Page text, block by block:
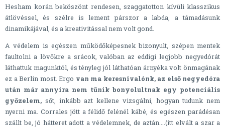
Hesham korán beköszönt rendesen, szaggatotton kívüli klasszikus
átlövéssel, és szélre is lement párszor a labda, a támadásunk
dinamikájával, és a kreativitással nem volt gond.
A védelem is egészen működőképesnek bizonyult, szépen mentek
faultolni a lövőkre a srácok, valóban az eddigi legjobb negyedórát
láthattuk magunktól, és tényleg jól láthatóan árnyéka volt önmagának
ez a Berlin most. Ergo van ma keresnivalónk, az első negyedóra
után már annyira nem tűnik bonyolultnak egy potenciális
győzelem, sőt, inkább azt kellene vizsgálni, hogyan tudunk nem
nyerni ma. Corrales jött a félidő felénél kábé, és egészen parádésan
szállt be, jó hátteret adott a védelemnek, de aztán....(itt elvált a szar a